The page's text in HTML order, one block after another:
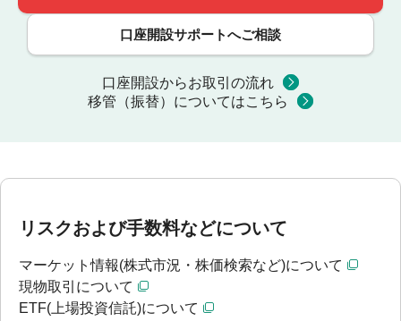
口座開設サポートへご相談
口座開設からお取引の流れ
移管（振替）についてはこちら
リスクおよび手数料などについて
マーケット情報(株式市況・株価検索など)について
現物取引について
ETF(上場投資信託)について